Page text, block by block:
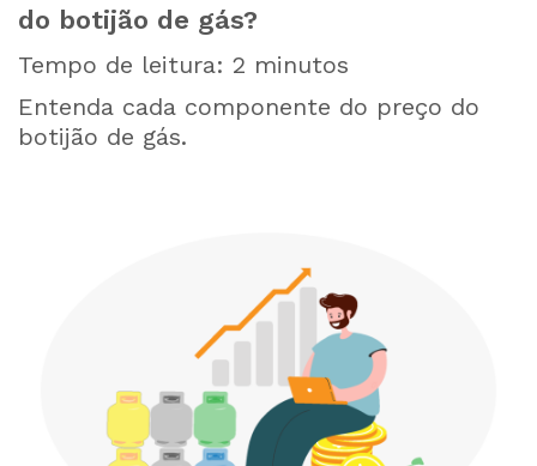
do botijão de gás?
Tempo de leitura: 2 minutos
Entenda cada componente do preço do
botijão de gás.